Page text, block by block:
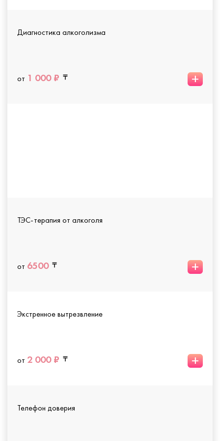
Диагностика алкоголизма
от 1 000 ₽ +
ТЭС-терапия от алкоголя
от 6500 +
Экстренное вытрезвление
от 2 000 ₽ +
Телефон доверия